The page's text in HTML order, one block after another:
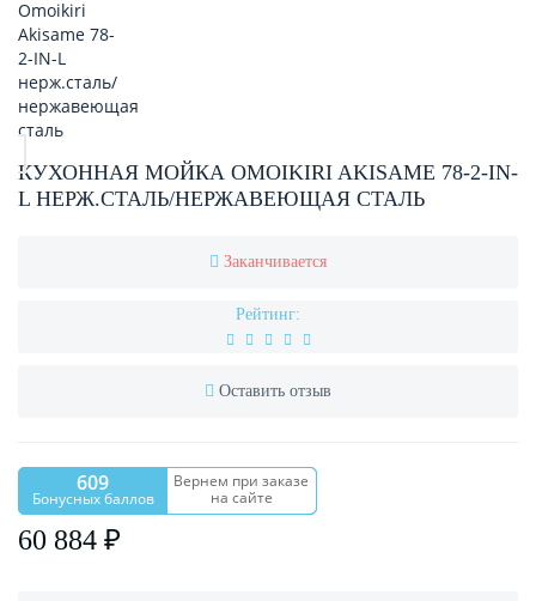
КУХОННАЯ МОЙКА OMOIKIRI AKISAME 78-2-IN-
L НЕРЖ.СТАЛЬ/НЕРЖАВЕЮЩАЯ СТАЛЬ
Заканчивается
Рейтинг:
Оставить отзыв
609
Бонусных баллов
Вернем при заказе
на сайте
60 884 ₽